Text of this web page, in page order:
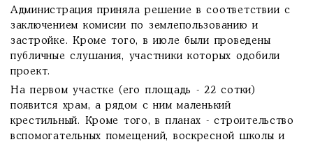
Администрация приняла решение в соответствии с
заключением комисии по землепользованию и
застройке. Кроме того, в июле были проведены
публичные слушания, участники которых одобили
проект.
На первом участке (его площадь - 22 сотки)
появится храм, а рядом с ним маленький
крестильный. Кроме того, в планах - строительство
вспомогательных помещений, воскресной школы и